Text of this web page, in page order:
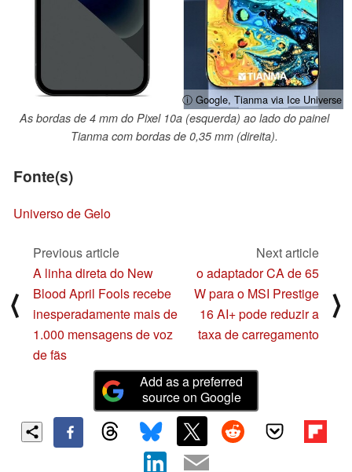
ⓘ Google, Tianma via Ice Universe
As bordas de 4 mm do Pixel 10a (esquerda) ao lado do painel
Tianma com bordas de 0,35 mm (direita).
Fonte(s)
Universo de Gelo
⟨
Previous article
A linha direta do New
Blood April Fools recebe
inesperadamente mais de
1.000 mensagens de voz
de fãs
Next article
o adaptador CA de 65
W para o MSI Prestige
16 AI+ pode reduzir a
taxa de carregamento
⟩
Add as a preferred
source on Google